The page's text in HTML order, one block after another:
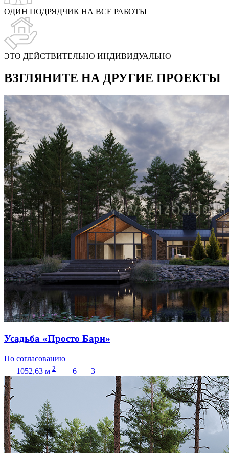
ОДИН ПОДРЯДЧИК НА ВСЕ РАБОТЫ
ЭТО ДЕЙСТВИТЕЛЬНО ИНДИВИДУАЛЬНО
ВЗГЛЯНИТЕ НА ДРУГИЕ ПРОЕКТЫ
Усадьба «Просто Барн»
По согласованию
1052,63 м 2 6 3